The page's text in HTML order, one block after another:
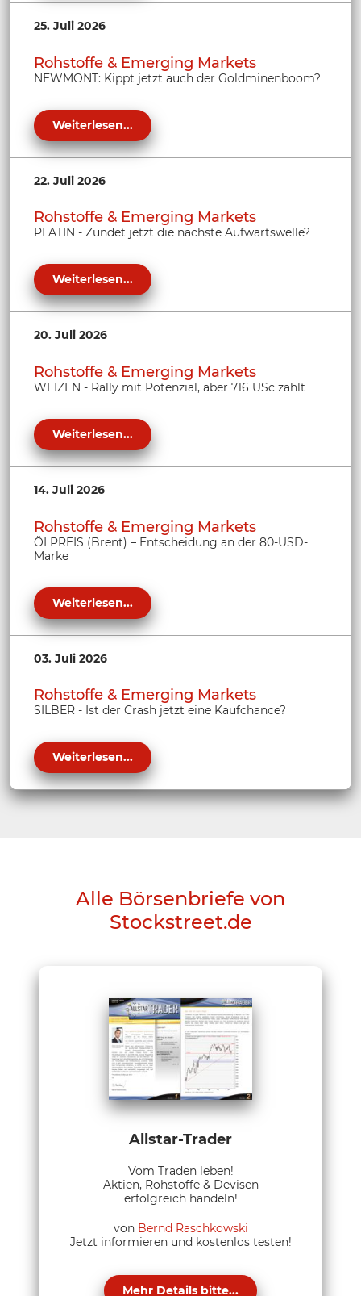
25. Juli 2026
Rohstoffe & Emerging Markets
NEWMONT: Kippt jetzt auch der Goldminenboom?
Weiterlesen...
22. Juli 2026
Rohstoffe & Emerging Markets
PLATIN - Zündet jetzt die nächste Aufwärtswelle?
Weiterlesen...
20. Juli 2026
Rohstoffe & Emerging Markets
WEIZEN - Rally mit Potenzial, aber 716 USc zählt
Weiterlesen...
14. Juli 2026
Rohstoffe & Emerging Markets
ÖLPREIS (Brent) – Entscheidung an der 80-USD-
Marke
Weiterlesen...
03. Juli 2026
Rohstoffe & Emerging Markets
SILBER - Ist der Crash jetzt eine Kaufchance?
Weiterlesen...
Alle Börsenbriefe von
Stockstreet.de
Allstar-Trader
Vom Traden leben!
Aktien, Rohstoffe & Devisen
erfolgreich handeln!
von Bernd Raschkowski
Jetzt informieren und kostenlos testen!
Mehr Details bitte...